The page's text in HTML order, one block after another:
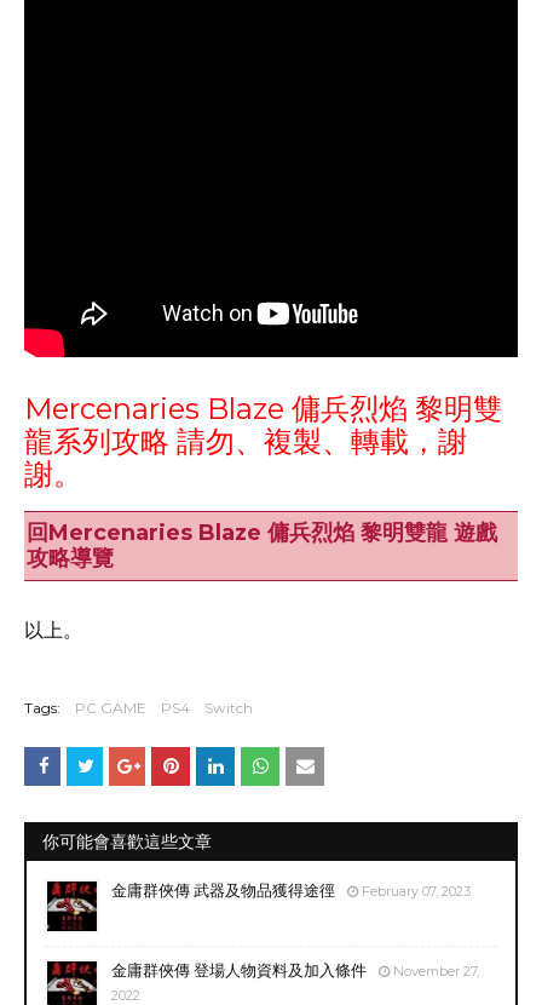
Mercenaries Blaze 傭兵烈焰 黎明雙
龍系列攻略 請勿、複製、轉載，謝
謝。
回Mercenaries Blaze 傭兵烈焰 黎明雙龍 遊戲
攻略導覽
以上。
Tags: PC GAME PS4 Switch
你可能會喜歡這些文章
金庸群俠傳 武器及物品獲得途徑 February 07, 2023
金庸群俠傳 登場人物資料及加入條件
November 27,
2022